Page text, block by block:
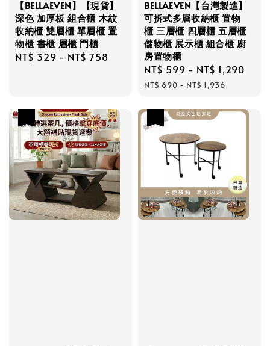
【BELLAEVEN】【現貨】
深色 加厚板 組合櫃 木紋
收納櫃 雙層櫃 單層櫃 置
物櫃 書櫃 層櫃 門櫃
Regular
NT$ 329 - NT$ 758
BELLAEVEN【台灣製造】
可拆式多層收納櫃 置物
櫃 三層櫃 四層櫃 五層櫃
儲物櫃 展示櫃 組合櫃 廚
房置物櫃
Sale
price
NT$ 599 - NT$ 1,290
NT$ 690-NT$ 1,936